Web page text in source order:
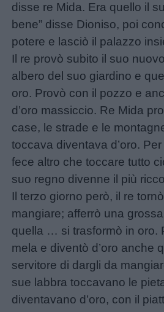
Link
utili
Chi
siamo
Contatti
Privacy
policy
disse re Mida. Era quello il
bene” disse Dioniso, poi
potere e lasciò il palazzo
Il re provò subito il suo
albero del suo giardino e
oro. Provò con il pozzo e
d’oro massiccio. Re Mida
case, le strade e le
toccava diventava d’oro.
fece altro che toccare tutto
suo regno divenne il più
Il terzo giorno però, il re
mangiare; afferrò una
quella … si trasformò in oro.
mela e diventò d’oro anche
servitore di dargli da
sue labbra toccavano le
diventavano d’oro, con il